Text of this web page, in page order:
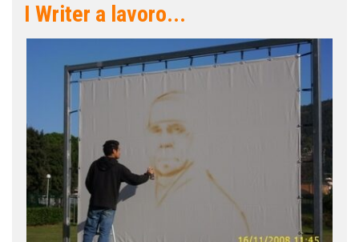
I Writer a lavoro...